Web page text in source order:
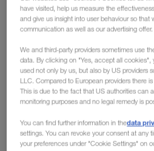
Sternfahrt:
Die Zukunft des Transports
emissionsfrei. Genau darum
Sternfahrt von Daimler
Unternehmen am Standort
offiziellen Praxiseinsatz für
have visited, help us measure the
and give us insight into user behaviour so that
communication as well as our advertising offer.
We and third-party providers sometimes use
data. By clicking on "Yes, accept all
used not only by us, but also by US providers
LLC. Compared to European providers there
This is due to the fact that US authorities can
monitoring purposes and no legal remedy is
You can find further information in thedata
settings. You can revoke your consent at any
your preferences under "Cookie Settings" on